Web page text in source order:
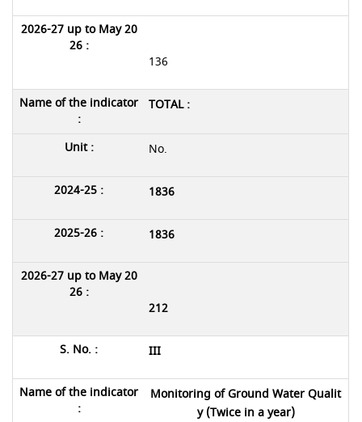
136
TOTAL :
No.
1836
1836
212
III
Monitoring of Ground Water Qualit
y (Twice in a year)